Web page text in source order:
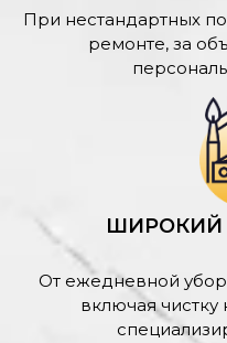
При нестандартных
ремонте, за
ШИРОКИЙ
От ежедневной
включая